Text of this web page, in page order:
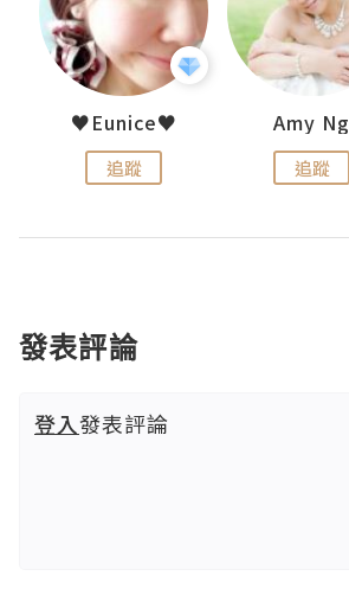
♥Eunice♥
追蹤
Amy Ng
追蹤
發表評論
登入發表評論